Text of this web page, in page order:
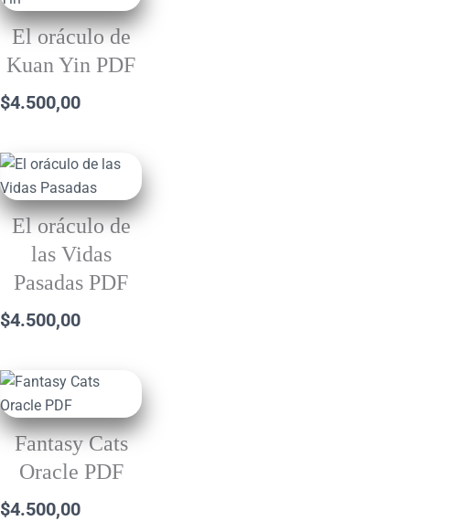
El oráculo de
Kuan Yin PDF
$4.500,00
El oráculo de
las Vidas
Pasadas PDF
$4.500,00
Fantasy Cats
Oracle PDF
$4.500,00